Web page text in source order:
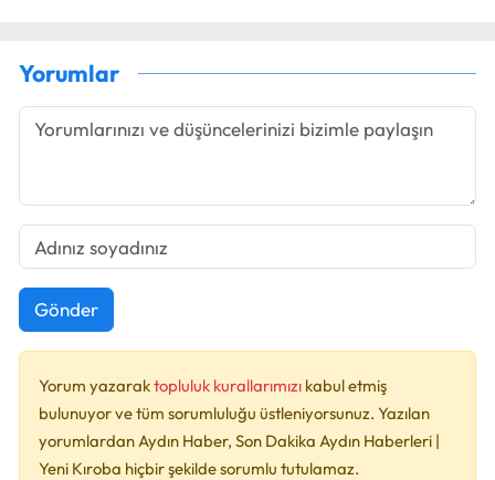
Yorumlar
Gönder
Yorum yazaraktopluluk kurallarımızı kabul etmiş
bulunuyor ve tüm sorumluluğu üstleniyorsunuz. Yazılan
yorumlardan Aydın Haber, Son Dakika Aydın Haberleri |
Yeni Kıroba hiçbir şekilde sorumlu tutulamaz.